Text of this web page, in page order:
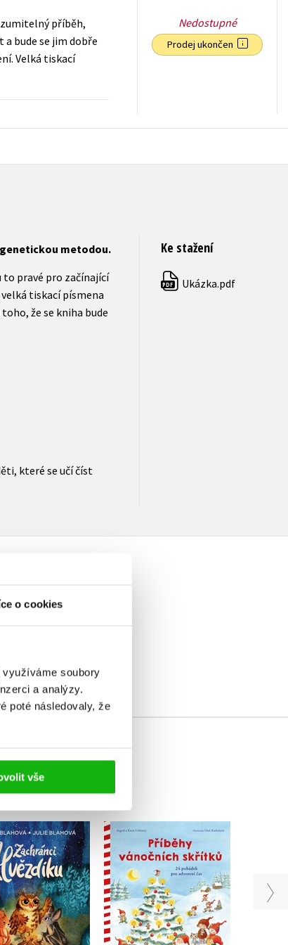
o cookies
soubory
a analýzy.
poté následovaly, že
vše
příběh,
bude se jim dobře
Velká tiskací
Nedostupné
Prodej ukončen
metodou.
to pravé pro začínající
tiskací písmena
že se kniha bude
které se učí číst
Ke stažení
PDF Ukázka.pdf
Hvězdíku
Miriam Blahová
Příběhy vánočních
skřítků
Ingrid Uebeová